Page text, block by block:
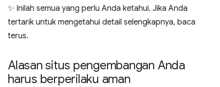
✨ Inilah semua yang perlu Anda ketahui. Jika Anda
tertarik untuk mengetahui detail selengkapnya, baca
terus.
Alasan situs pengembangan Anda
harus berperilaku aman